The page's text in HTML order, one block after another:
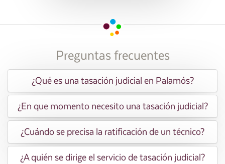
Preguntas frecuentes
¿Qué es una tasación judicial en Palamós?
¿En que momento necesito una tasación judicial?
¿Cuándo se precisa la ratificación de un técnico?
¿A quién se dirige el servicio de tasación judicial?